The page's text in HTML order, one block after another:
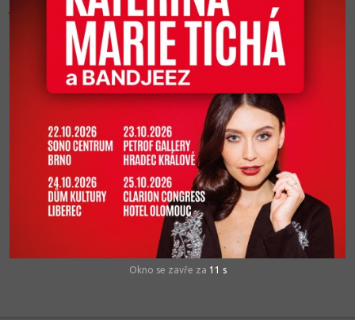
jaké oblibě se u nich skupina těší. Na brněnské vystoupení, které se
odehraje v Sonocentru 20.května, zbývá v prodeji už posledních pár
kusů a Praha, která skupinu uvítá o den později v Lucerně nezůstává
o moc pozadu. V síti Ticketpro už je k dispozici posledních pár
stovek vstupenek.
Pete Agnew, baskytarista a spoluzakladatel kapely, poskytl několik
rozhovorů pro přední česká média. My vám je zde nabízíme všechny
na jednom místě. Předprodej vstupenek probíhá v sítiTicketpro
TYDEN.CZ
iDNES.CZ
NOVINKY.CZ
Okno se zavře za 11 s